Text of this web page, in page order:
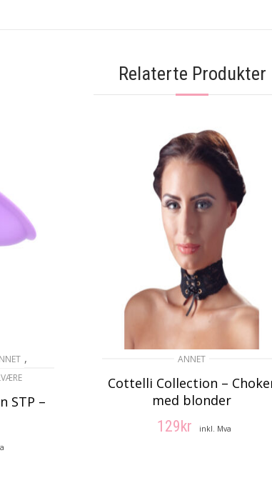
Relaterte Produkter
,
STP –
ANNET
Cottelli Collection –
med blonder
129kr inkl. Mva